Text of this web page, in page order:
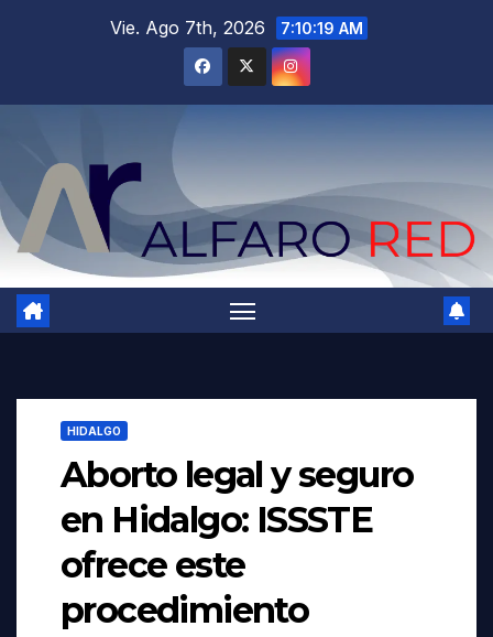
Vie. Ago 7th, 2026 7:10:20 AM
HIDALGO
Aborto legal y seguro
en Hidalgo: ISSSTE
ofrece este
procedimiento